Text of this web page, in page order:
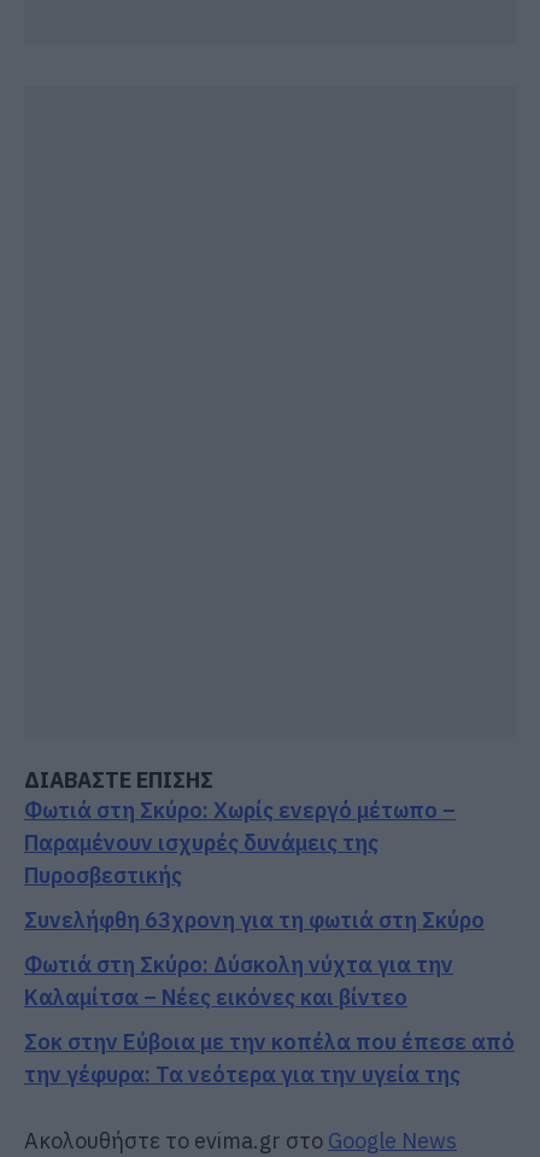
ΔΙΑΒΑΣΤΕ ΕΠΙΣΗΣ
Φωτιά στη Σκύρο: Χωρίς ενεργό μέτωπο –
Παραμένουν ισχυρές δυνάμεις της
Πυροσβεστικής
Συνελήφθη 63χρονη για τη φωτιά στη Σκύρο
Φωτιά στη Σκύρο: Δύσκολη νύχτα για την
Καλαμίτσα – Νέες εικόνες και βίντεο
Σοκ στην Εύβοια με την κοπέλα που έπεσε από
την γέφυρα: Τα νεότερα για την υγεία της
Ακολουθήστε το evima.gr στο Google News